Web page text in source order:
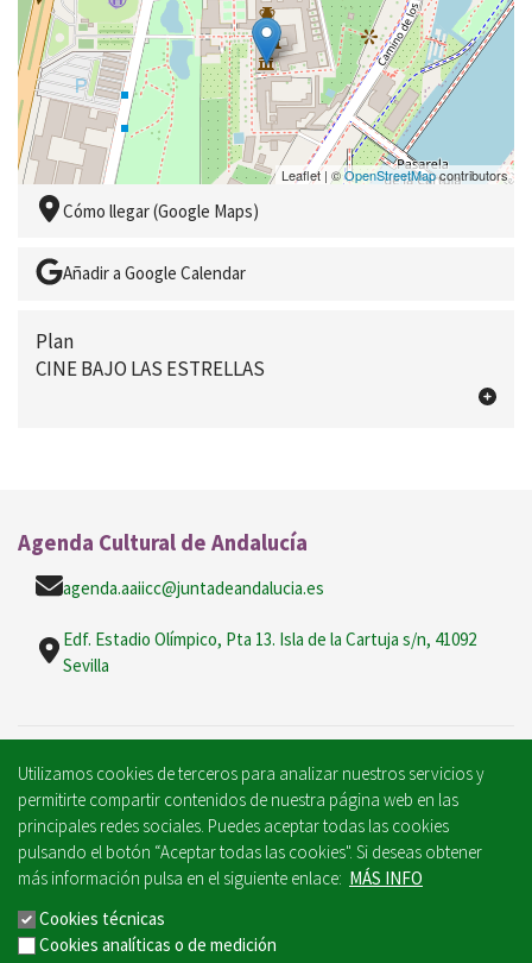
Leaflet | ©OpenStreetMapcontributors
Cómo llegar (Google Maps)
Añadir a Google Calendar
Plan
CINE BAJO LAS ESTRELLAS
Agenda Cultural de Andalucía
agenda.aaiicc@juntadeandalucia.es
Edf. Estadio Olímpico, Pta 13. Isla de la Cartuja s/n, 41092
Sevilla
Mantente informado/a
Utilizamos cookies de terceros para analizar nuestros servicios y
permitirte compartir contenidos de nuestra página web en las
principales redes sociales. Puedes aceptar todas las cookies
pulsando el botón “Aceptar todas las cookies". Si deseas obtener
más información pulsa en el siguiente enlace: MÁS INFO
Cookies técnicas
Cookies analíticas o de medición